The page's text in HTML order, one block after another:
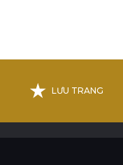
LƯU TRANG